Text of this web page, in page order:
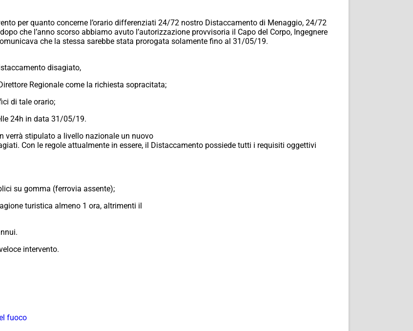
per quanto concerne l’orario differenziati 24/72 nostro Distaccamento di Menaggio, 24/72
che l’anno scorso abbiamo avuto l’autorizzazione provvisoria il Capo del Corpo, Ingegnere
che la stessa sarebbe stata prorogata solamente fino al 31/05/19.
disagiato,
Regionale come la richiesta sopracitata;
di tale orario;
24h in data 31/05/19.
verrà stipulato a livello nazionale un nuovo
Con le regole attualmente in essere, il Distaccamento possiede tutti i requisiti oggettivi
su gomma (ferrovia assente);
turistica almeno 1 ora, altrimenti il
intervento.
fuoco